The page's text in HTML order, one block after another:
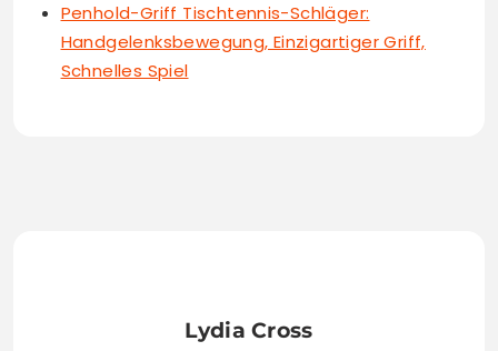
Penhold-Griff Tischtennis-Schläger:
Handgelenksbewegung, Einzigartiger Griff,
Schnelles Spiel
Lydia Cross